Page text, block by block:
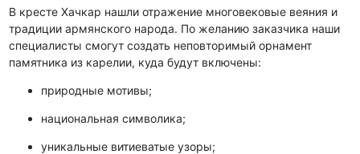
В кресте Хачкар нашли отражение многовековые веяния и
традиции армянского народа. По желанию заказчика наши
специалисты смогут создать неповторимый орнамент
памятника из карелии, куда будут включены:
природные мотивы;
национальная символика;
уникальные витиеватые узоры;